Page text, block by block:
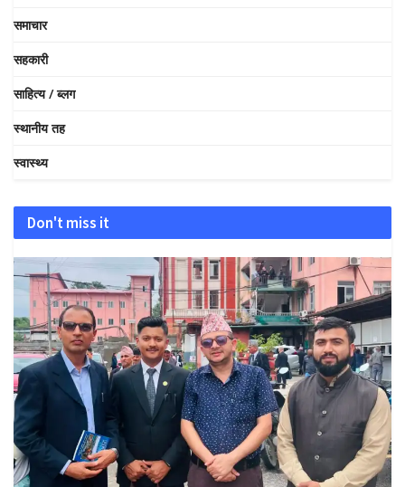
समाचार
सहकारी
साहित्य / ब्लग
स्थानीय तह
स्वास्थ्य
Don't miss it